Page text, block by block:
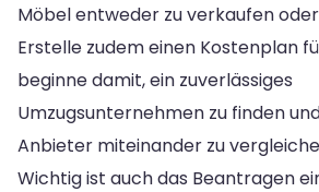
Möbel entweder zu verkaufen
Erstelle zudem einen Kostenplan
beginne damit, ein zuverlässiges
Umzugsunternehmen zu finden
Anbieter miteinander zu
Wichtig ist auch das Beantragen